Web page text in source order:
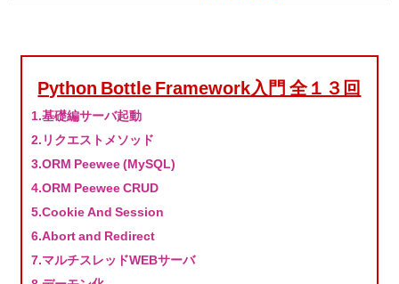
Python Bottle Framework入門 全１３回
1.基礎編サーバ起動
2.リクエストメソッド
3.ORM Peewee (MySQL)
4.ORM Peewee CRUD
5.Cookie And Session
6.Abort and Redirect
7.マルチスレッドWEBサーバ